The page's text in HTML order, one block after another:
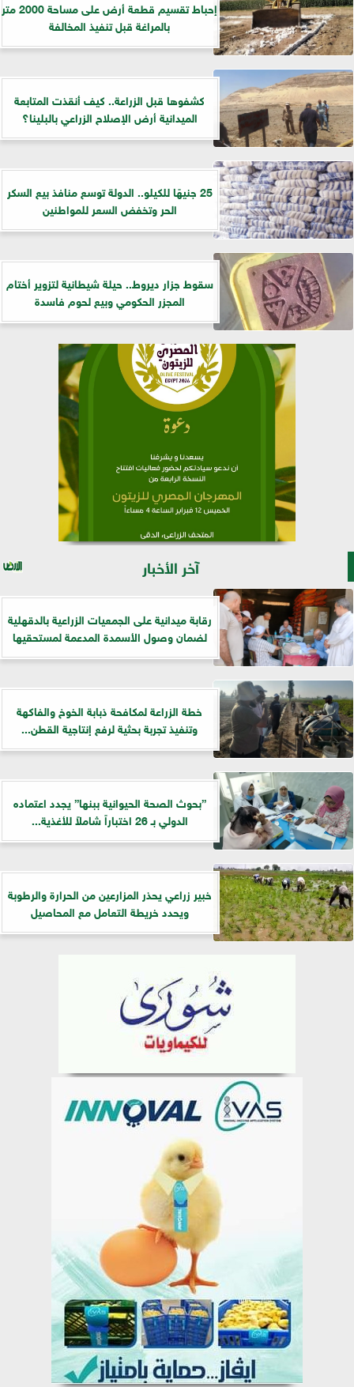
إحباط تقسيم قطعة أرض على مساحة 2000 متر
بالمراغة قبل تنفيذ المخالفة
كشفوها قبل الزراعة.. كيف أنقذت المتابعة
الميدانية أرض الإصلاح الزراعي بالبلينا؟
25 جنيهًا للكيلو.. الدولة توسع منافذ بيع السكر
الحر وتخفض السعر للمواطنين
سقوط جزار ديروط.. حيلة شيطانية لتزوير أختام
المجزر الحكومي وبيع لحوم فاسدة
آخر الأخبار
رقابة ميدانية على الجمعيات الزراعية بالدقهلية
لضمان وصول الأسمدة المدعمة لمستحقيها
خطة الزراعة لمكافحة ذبابة الخوخ والفاكهة
وتنفيذ تجربة بحثية لرفع إنتاجية القطن...
”بحوث الصحة الحيوانية ببنها” يجدد اعتماده
الدولي بـ 26 اختباراً شاملاً للأغذية...
خبير زراعي يحذر المزارعين من الحرارة والرطوبة
ويحدد خريطة التعامل مع المحاصيل